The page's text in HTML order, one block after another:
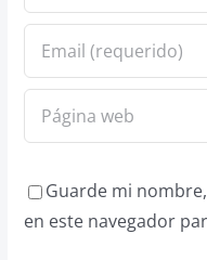
Guarde mi
en este navegador